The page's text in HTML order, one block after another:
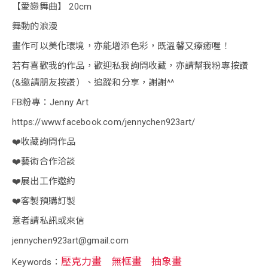
【愛戀舞曲】 20cm
舞動的浪漫
畫作可以美化環境，亦能增添色彩，既溫馨又療癒喔！
若有喜歡我的作品，歡迎私我詢問收藏，亦請幫我粉專按讚
(&邀請朋友按讚）、追蹤和分享，謝謝^^
FB粉專：Jenny Art
https://www.facebook.com/jennychen923art/
❤️收藏詢問作品
❤️藝術合作洽談
❤️展出工作邀約
❤️客製預購訂製
意者請私訊或來信
jennychen923art@gmail.com
Keywords： 壓克力畫 無框畫 抽象畫